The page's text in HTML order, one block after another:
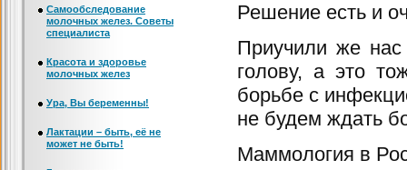
Решение есть и
Приучили же
голову, а это
борьбе с
не будем ждать
Маммология в
Самообследование
молочных желез. Советы
специалиста
Красота и здоровье
молочных желез
Ура, Вы беременны!
Лактации – быть, её не
может не быть!